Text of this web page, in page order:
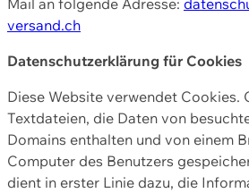
versand.ch
Datenschutzerklärung für Cookies
Diese Website verwendet Cookies.
Textdateien, die Daten von
Domains enthalten und von einem
Computer des Benutzers
dient in erster Linie dazu, die